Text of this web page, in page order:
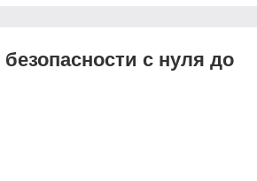
с нуля до